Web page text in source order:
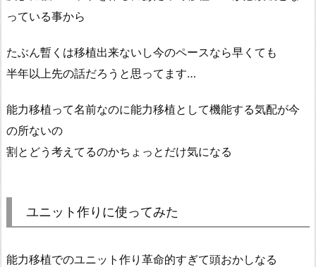
っている事から
たぶん暫くは移植出来ないし今のペースなら早くても
半年以上先の話だろうと思ってます…
能力移植って名前なのに能力移植として機能する気配が今
の所ないの
割とどう考えてるのかちょっとだけ気になる
ユニット作りに使ってみた
能力移植でのユニット作り革命的すぎて頭おかしなる